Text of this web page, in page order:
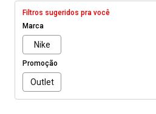
Filtros sugeridos pra você
Marca
Nike
Promoção
Outlet